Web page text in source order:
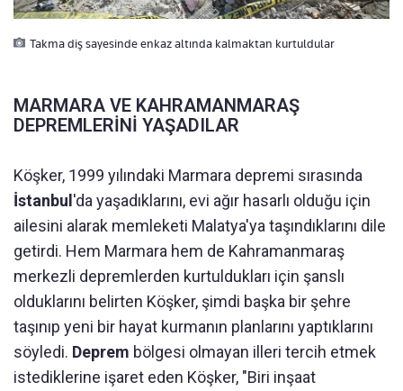
Takma diş sayesinde enkaz altında kalmaktan kurtuldular
MARMARA VE KAHRAMANMARAŞ
DEPREMLERİNİ YAŞADILAR
Köşker, 1999 yılındaki Marmara depremi sırasında
İstanbul'da yaşadıklarını, evi ağır hasarlı olduğu için
ailesini alarak memleketi Malatya'ya taşındıklarını dile
getirdi. Hem Marmara hem de Kahramanmaraş
merkezli depremlerden kurtuldukları için şanslı
olduklarını belirten Köşker, şimdi başka bir şehre
taşınıp yeni bir hayat kurmanın planlarını yaptıklarını
söyledi. Deprem bölgesi olmayan illeri tercih etmek
istediklerine işaret eden Köşker, "Biri inşaat